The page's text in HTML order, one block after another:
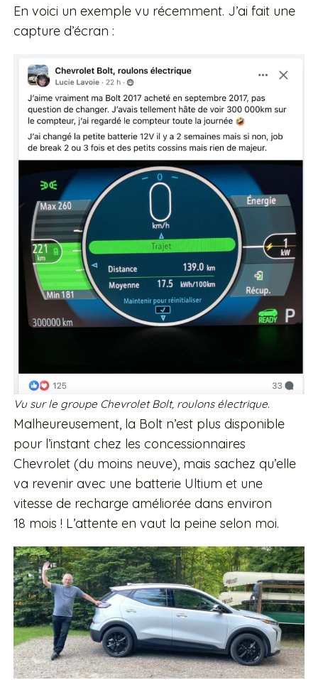
En voici un exemple vu récemment. J’ai fait une
capture d’écran :
Vu sur le groupe Chevrolet Bolt, roulons électrique.
Malheureusement, la Bolt n’est plus disponible
pour l’instant chez les concessionnaires
Chevrolet (du moins neuve), mais sachez qu’elle
va revenir avec une batterie Ultium et une
vitesse de recharge améliorée dans environ
18 mois ! L’attente en vaut la peine selon moi.